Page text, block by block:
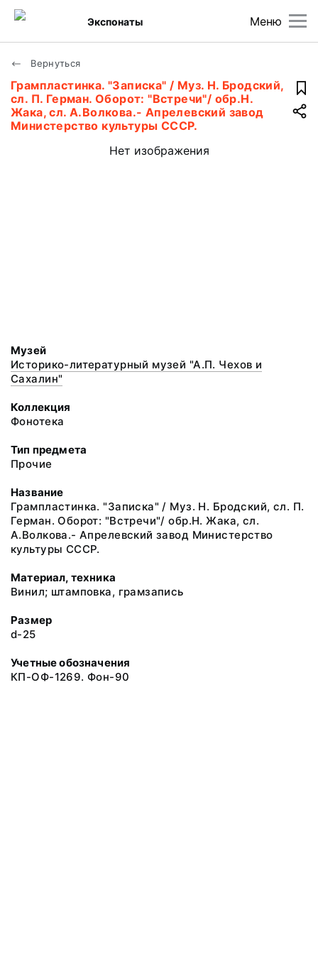
Меню
Экспонаты
Вернуться
Грампластинка. "Записка" / Муз. Н. Бродский,
сл. П. Герман. Оборот: "Встречи"/ обр.Н.
Жака, сл. А.Волкова.- Апрелевский завод
Министерство культуры СССР.
Нет изображения
Музей
Историко-литературный музей "А.П. Чехов и
Сахалин"
Коллекция
Фонотека
Тип предмета
Прочие
Название
Грампластинка. "Записка" / Муз. Н. Бродский, сл. П.
Герман. Оборот: "Встречи"/ обр.Н. Жака, сл.
А.Волкова.- Апрелевский завод Министерство
культуры СССР.
Материал, техника
Винил; штамповка, грамзапись
Размер
d-25
Учетные обозначения
КП-ОФ-1269. Фон-90